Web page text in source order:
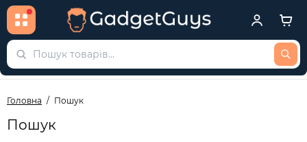
Головна Пошук
Пошук